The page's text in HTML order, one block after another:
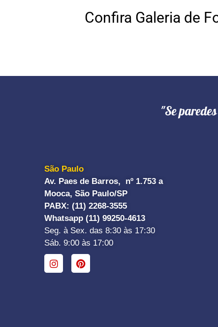
Confira Galeria de
"Se
São Paulo
Av. Paes de Barros, nº 1.753 a
Mooca, São Paulo/SP
PABX: (11) 2268-3555
Whatsapp (11) 99250-4613
Seg. à Sex. das 8:30 às 17:30
Sáb. 9:00 às 17:00